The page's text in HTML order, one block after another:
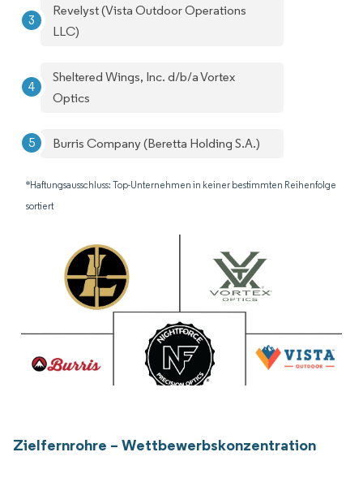
Revelyst (Vista Outdoor Operations
LLC)
Sheltered Wings, Inc. d/b/a Vortex
Optics
Burris Company (Beretta Holding S.A.)
*Haftungsausschluss: Top-Unternehmen in keiner bestimmten Reihenfolge
sortiert
Zielfernrohre – Wettbewerbskonzentration